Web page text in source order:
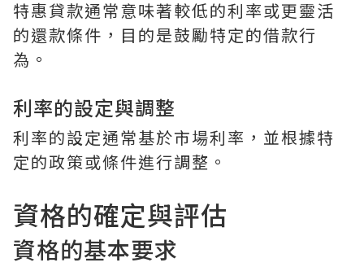
特惠貸款通常意味著較低的利率或更靈活
的還款條件，目的是鼓勵特定的借款行
為。
利率的設定與調整
利率的設定通常基於市場利率，並根據特
定的政策或條件進行調整。
資格的確定與評估
資格的基本要求